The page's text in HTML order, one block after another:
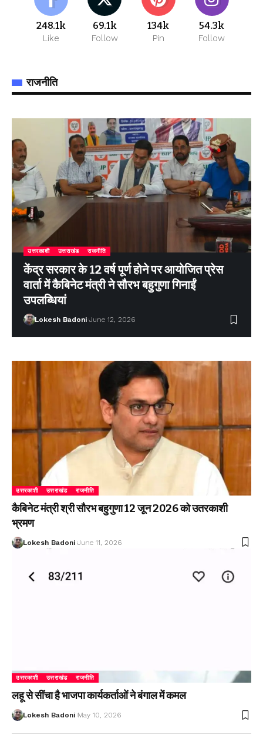
248.1k
Like
69.1k
Follow
134k
Pin
54.3k
Follow
राजनीति
उत्तरकाशी उत्तराखंड राजनीति
केंद्र सरकार के 12 वर्ष पूर्ण होने पर आयोजित प्रेस
वार्ता में कैबिनेट मंत्री ने सौरभ बहुगुणा गिनाईं
उपलब्धियां
Lokesh Badoni June 12, 2026
उत्तरकाशी उत्तराखंड राजनीति
कैबिनेट मंत्री श्री सौरभ बहुगुणा 12 जून 2026 को उतरकाशी
भ्रमण
Lokesh Badoni June 11, 2026
उत्तरकाशी उत्तराखंड राजनीति
लहू से सींचा है भाजपा कार्यकर्ताओं ने बंगाल में कमल
Lokesh Badoni May 10, 2026